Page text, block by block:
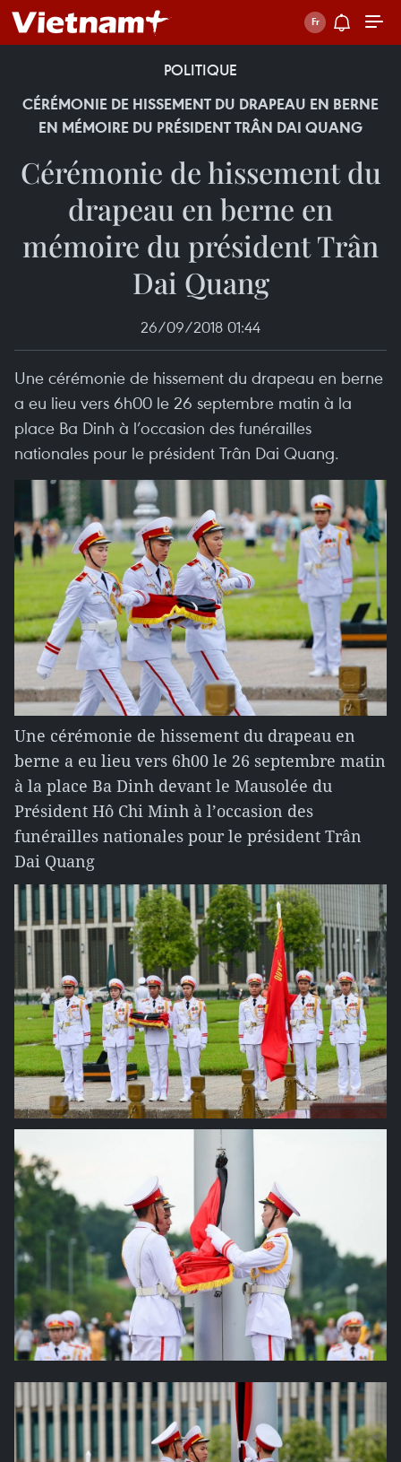
POLITIQUE
CÉRÉMONIE DE HISSEMENT DU DRAPEAU EN BERNE
EN MÉMOIRE DU PRÉSIDENT TRÂN DAI QUANG
Cérémonie de hissement du
drapeau en berne en
mémoire du président Trân
Dai Quang
26/09/2018 01:44
Une cérémonie de hissement du drapeau en berne
a eu lieu vers 6h00 le 26 septembre matin à la
place Ba Dinh à l’occasion des funérailles
nationales pour le président Trân Dai Quang.
Une cérémonie de hissement du drapeau en
berne a eu lieu vers 6h00 le 26 septembre matin
à la place Ba Dinh devant le Mausolée du
Président Hô Chi Minh à l’occasion des
funérailles nationales pour le président Trân
Dai Quang